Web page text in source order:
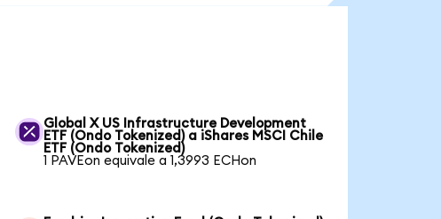
Global X US Infrastructure Development
ETF (Ondo Tokenized) a iShares MSCI Chile
ETF (Ondo Tokenized)
1 PAVEon equivale a 1,3993 ECHon